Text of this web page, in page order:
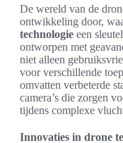
De wereld van de
ontwikkeling door,
technologie een
ontworpen met
niet alleen
voor verschillende
omvatten verbeterde
camera’s die zorgen
tijdens complexe
Innovaties in drone